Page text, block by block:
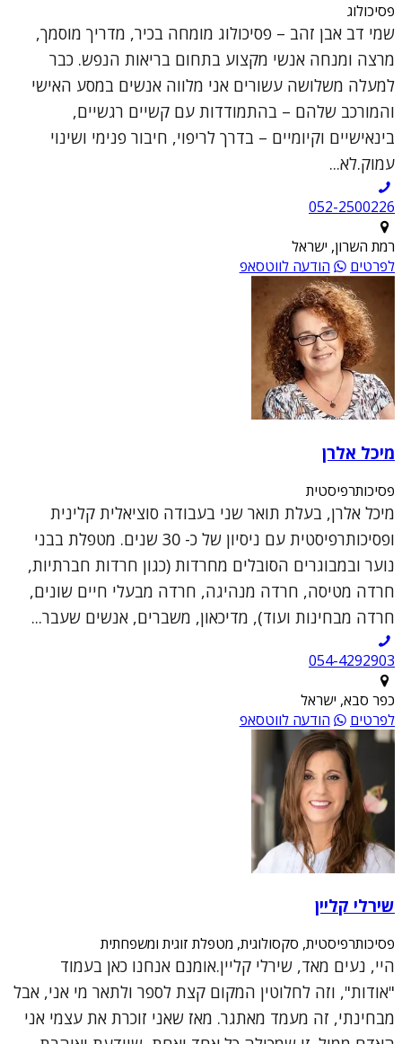
פסיכולוג
שמי דב אבן זהב – פסיכולוג מומחה בכיר, מדריך מוסמך,
מרצה ומנחה אנשי מקצוע בתחום בריאות הנפש. כבר
למעלה משלושה עשורים אני מלווה אנשים במסע האישי
והמורכב שלהם – בהתמודדות עם קשיים רגשיים,
בינאישיים וקיומיים – בדרך לריפוי, חיבור פנימי ושינוי
עמוק.לא...
052-2500226
רמת השרון, ישראל
לפרטים
הודעה לווטסאפ
מיכל אלרן
פסיכותרפיסטית
מיכל אלרן, בעלת תואר שני בעבודה סוציאלית קלינית
ופסיכותרפיסטית עם ניסיון של כ- 30 שנים. מטפלת בבני
נוער ובמבוגרים הסובלים מחרדות (כגון חרדות חברתיות,
חרדה מטיסה, חרדה מנהיגה, חרדה מבעלי חיים שונים,
חרדה מבחינות ועוד), מדיכאון, משברים, אנשים שעבר...
054-4292903
כפר סבא, ישראל
לפרטים
הודעה לווטסאפ
שירלי קליין
פסיכותרפיסטית, סקסולוגית, מטפלת זוגית ומשפחתית
היי, נעים מאד, שירלי קליין.אומנם אנחנו כאן בעמוד
"אודות", וזה לחלוטין המקום קצת לספר ולתאר מי אני, אבל
מבחינתי, זה מעמד מאתגר. מאז שאני זוכרת את עצמי אני